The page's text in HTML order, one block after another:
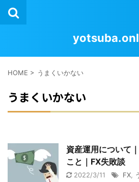
HOME > うまくいかない
うまくいかない
資産運用について
こと｜FX失敗談
2022/3/11 FX